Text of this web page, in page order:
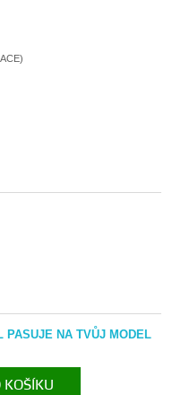
PASUJE NA TVŮJ MODEL
KOŠÍKU